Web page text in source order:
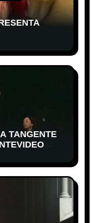
TANGENTE